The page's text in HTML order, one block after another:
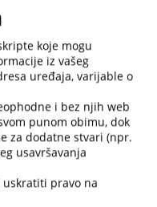
koje mogu
iz vašeg
uređaja, varijable o
i bez njih web
punom obimu, dok
za dodatne stvari (npr.
usavršavanja
pravo na